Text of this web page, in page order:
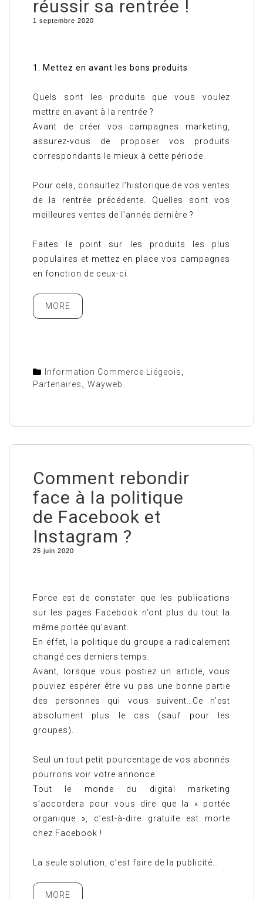
réussir sa rentrée !
1 septembre 2020
1. Mettez en avant les bons produits
Quels sont les produits que vous voulez
mettre en avant à la rentrée ?
Avant de créer vos campagnes marketing,
assurez-vous de proposer vos produits
correspondants le mieux à cette période.
Pour cela, consultez l’historique de vos ventes
de la rentrée précédente. Quelles sont vos
meilleures ventes de l’année dernière ?
Faites le point sur les produits les plus
populaires et mettez en place vos campagnes
en fonction de ceux-ci.
MORE
Information Commerce Liégeois
Partenaires
Wayweb
Comment rebondir
face à la politique
de Facebook et
Instagram ?
25 juin 2020
Force est de constater que les publications
sur les pages Facebook n’ont plus du tout la
même portée qu’avant.
En effet, la politique du groupe a radicalement
changé ces derniers temps.
Avant, lorsque vous postiez un article, vous
pouviez espérer être vu pas une bonne partie
des personnes qui vous suivent…Ce n’est
absolument plus le cas (sauf pour les
groupes).
Seul un tout petit pourcentage de vos abonnés
pourrons voir votre annonce.
Tout le monde du digital marketing
s’accordera pour vous dire que la « portée
organique », c’est-à-dire gratuite est morte
chez Facebook !
La seule solution, c’est faire de la publicité…
MORE